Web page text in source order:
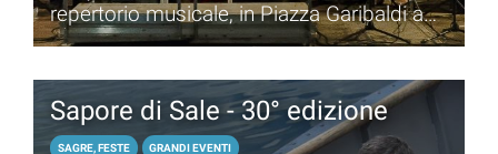
repertorio musicale, in Piazza Garibaldi a
Cervia
Sapore di Sale - 30° edizione
SAGRE, FESTE GRANDI EVENTI